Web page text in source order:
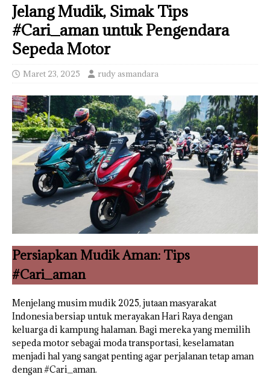
Jelang Mudik, Simak Tips
#Cari_aman untuk Pengendara
Sepeda Motor
Maret 23, 2025 rudy asmandara
Persiapkan Mudik Aman: Tips
#Cari_aman
Menjelang musim mudik 2025, jutaan masyarakat
Indonesia bersiap untuk merayakan Hari Raya dengan
keluarga di kampung halaman. Bagi mereka yang memilih
sepeda motor sebagai moda transportasi, keselamatan
menjadi hal yang sangat penting agar perjalanan tetap aman
dengan #Cari_aman.